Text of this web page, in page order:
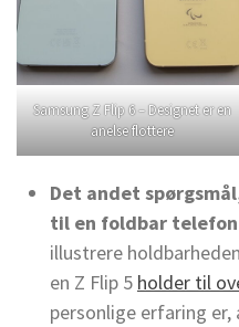
Samsung Z Flip 6 – Designet er en
anelse flottere
Det andet
til en foldbar
illustrere
en Z Flip 5 holder til
personlige erfaring